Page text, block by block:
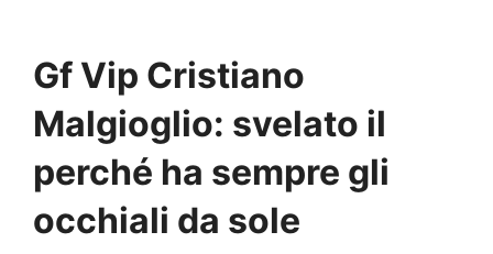
Gf Vip Cristiano
Malgioglio: svelato il
perché ha sempre gli
occhiali da sole